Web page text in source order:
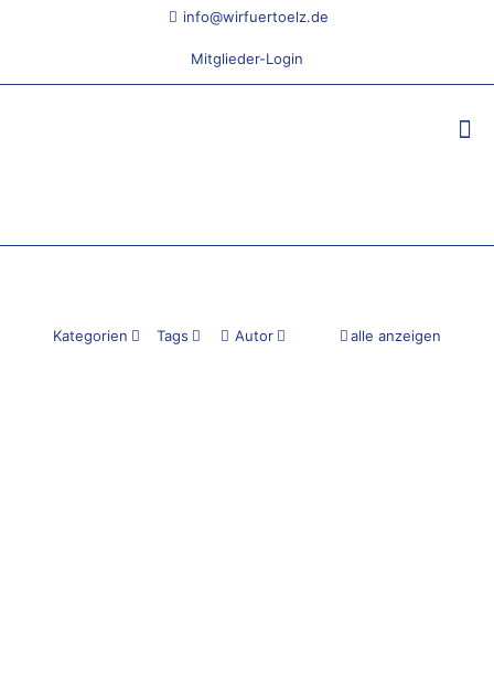
info@wirfuertoelz.de
Mitglieder-Login
Kategorien Tags Autor alle anzeigen